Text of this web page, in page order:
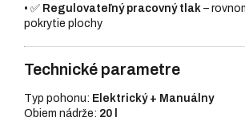
• ✅ Regulovateľný pracovný tlak –
pokrytie plochy
Technické parametre
Typ pohonu: Elektrický + Manuálny
Objem nádrže: 20 l